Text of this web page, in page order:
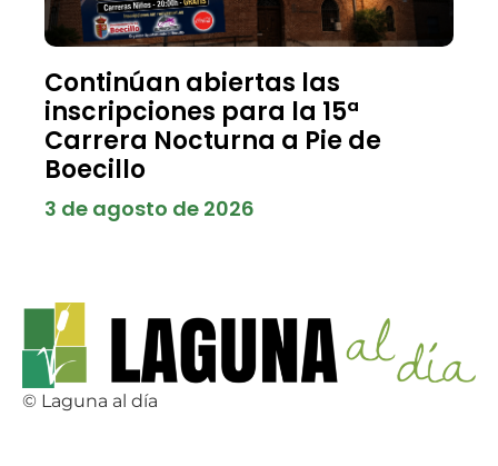
Continúan abiertas las
inscripciones para la 15ª
Carrera Nocturna a Pie de
Boecillo
3 de agosto de 2026
© Laguna al día